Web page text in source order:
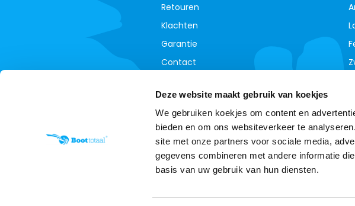
Deze website maakt gebruik van koekjes
We gebruiken koekjes om content en
bieden en om ons websiteverkeer te
site met onze partners voor sociale media,
gegevens combineren met andere informatie
basis van uw gebruik van hun diensten.
Retouren
Klachten
Garantie
Contact
© Copyright
van